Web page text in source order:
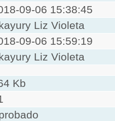
09-06 15:38:45
Liz Violeta
09-06 15:59:19
Liz Violeta
Kb